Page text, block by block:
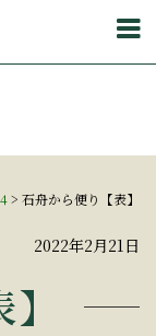
> 石舟から便り【表】
2022年2月21日